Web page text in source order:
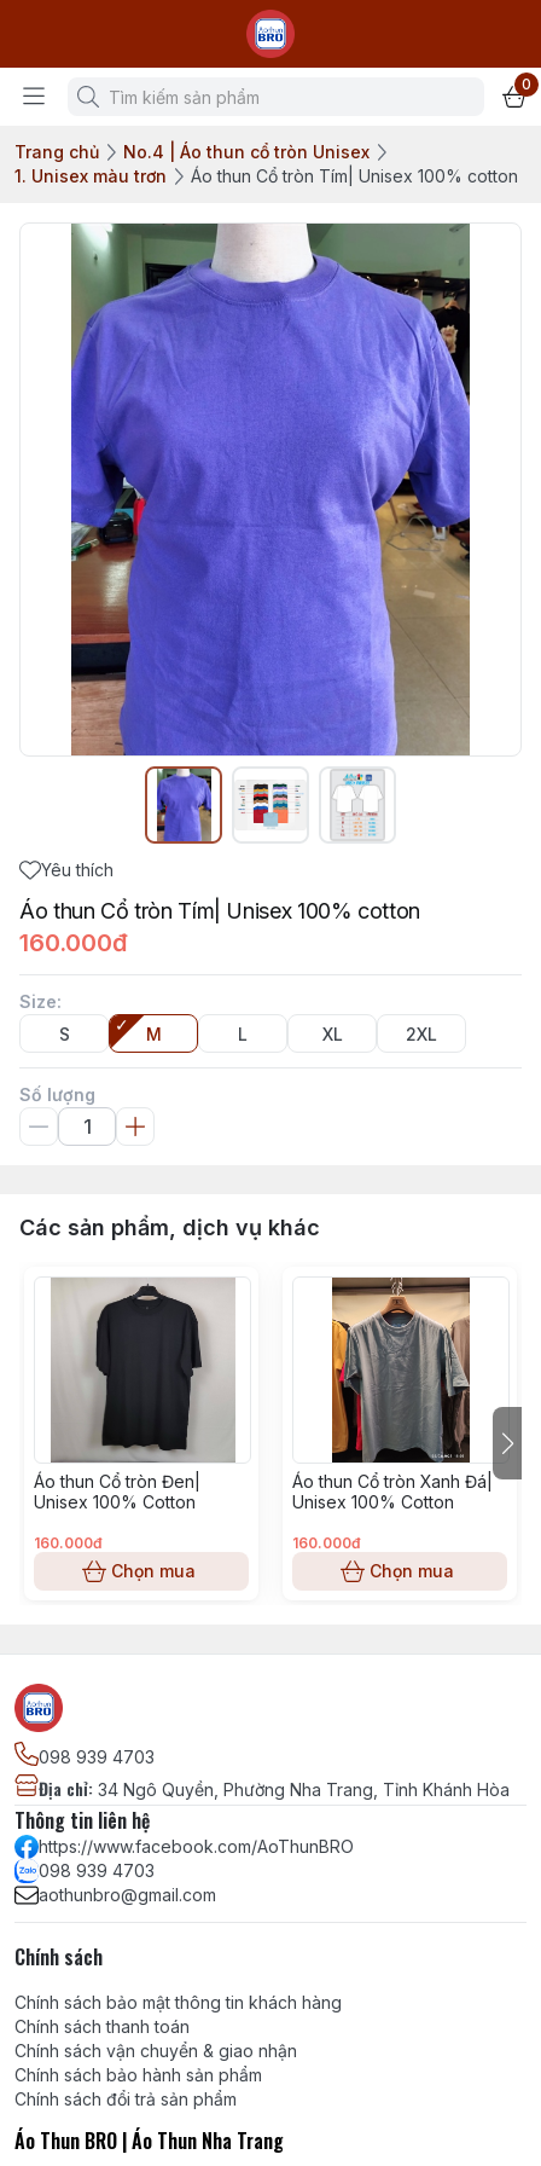
0
Trang chủ
No.4 | Áo thun cổ tròn Unisex
1. Unisex màu trơn
Áo thun Cổ tròn Tím| Unisex 100% cotton
Yêu thích
Áo thun Cổ tròn Tím| Unisex 100% cotton
160.000đ
Size:
S
M L XL 2XL
Số lượng
Các sản phẩm, dịch vụ khác
Áo thun Cổ tròn Đen|
Unisex 100% Cotton
160.000đ
Chọn mua
Áo thun Cổ tròn Xanh Đá|
Unisex 100% Cotton
160.000đ
Chọn mua
098 939 4703
Địa chỉ: 34 Ngô Quyền, Phường Nha Trang, Tỉnh Khánh Hòa
Thông tin liên hệ
https://www.facebook.com/AoThunBRO
098 939 4703
aothunbro@gmail.com
Chính sách
Chính sách bảo mật thông tin khách hàng
Chính sách thanh toán
Chính sách vận chuyển & giao nhận
Chính sách bảo hành sản phẩm
Chính sách đổi trả sản phẩm
Áo Thun BRO | Áo Thun Nha Trang